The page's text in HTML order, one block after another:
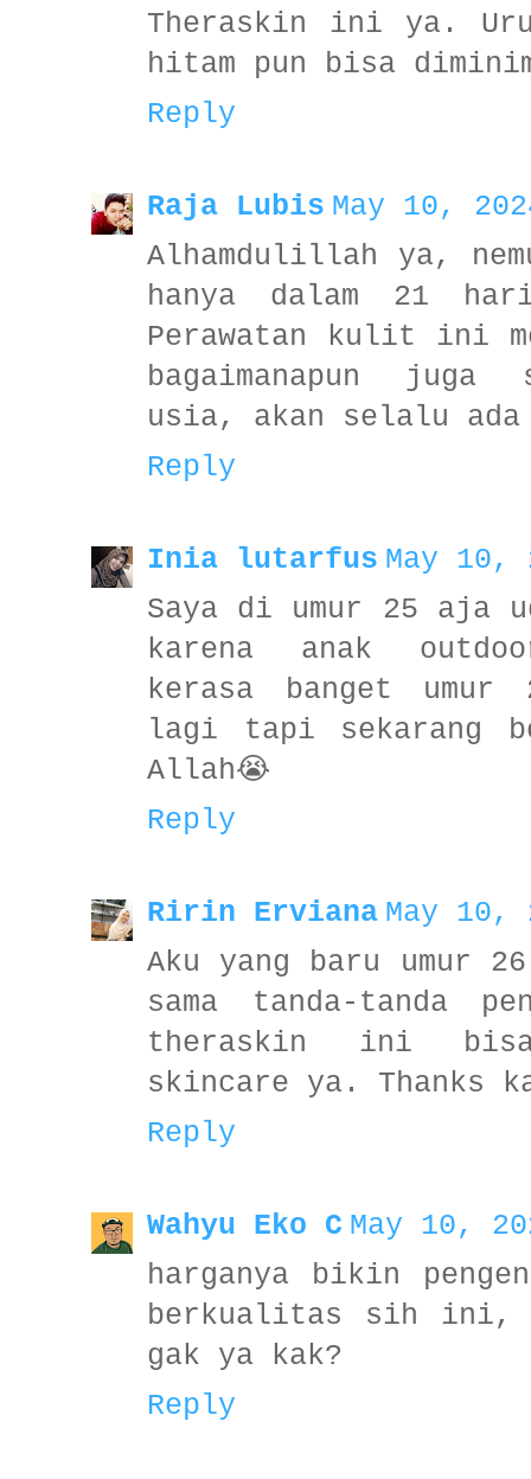
Theraskin ini ya.
hitam pun bisa
Reply
Raja Lubis May 10,
Alhamdulillah ya,
hanya dalam 21
Perawatan kulit ini
bagaimanapun juga
usia, akan selalu
Reply
Inia lutarfus May 10,
Saya di umur 25 aja
karena anak
kerasa banget
lagi tapi sekarang
Allah😭
Reply
Ririn Erviana May 10,
Aku yang baru umur
sama tanda-tanda
theraskin ini
skincare ya. Thanks
Reply
Wahyu Eko C May 10,
harganya bikin
berkualitas sih ini,
gak ya kak?
Reply